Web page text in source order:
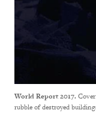
World Report 2017.
rubble of destroyed